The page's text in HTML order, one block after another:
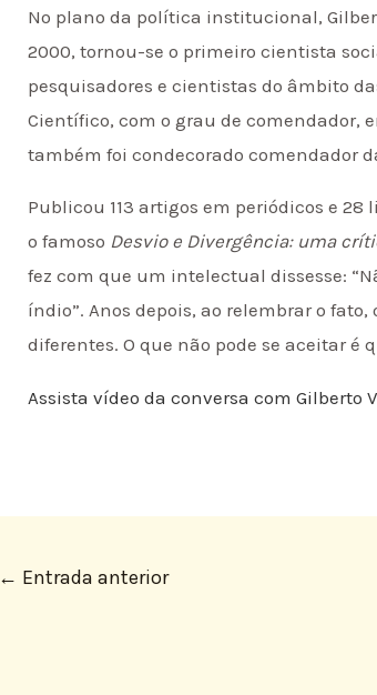
No plano da política institucional,
2000, tornou-se o primeiro cientista
pesquisadores e cientistas do âmbito
Científico, com o grau de comendador,
também foi condecorado comendador
Publicou 113 artigos em periódicos e
o famoso Desvio e Divergência: uma
fez com que um intelectual dissesse:
índio”. Anos depois, ao relembrar o
diferentes. O que não pode se aceitar é
Assista vídeo da conversa com Gilberto
← Entrada anterior